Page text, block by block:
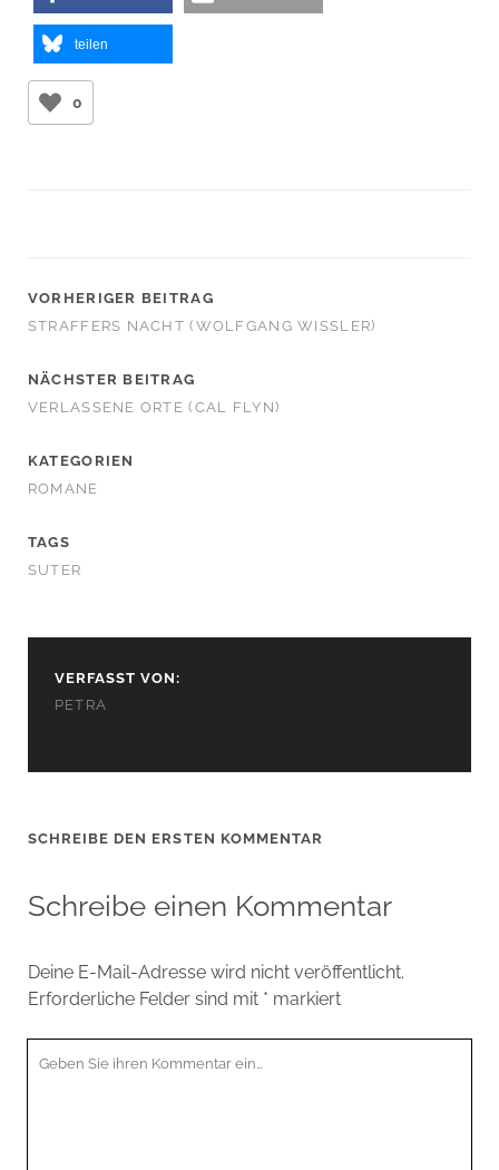
teilen
0
VORHERIGER BEITRAG
STRAFFERS NACHT (WOLFGANG WISSLER)
NÄCHSTER BEITRAG
VERLASSENE ORTE (CAL FLYN)
KATEGORIEN
ROMANE
TAGS
SUTER
VERFASST VON:
PETRA
SCHREIBE DEN ERSTEN KOMMENTAR
Schreibe einen Kommentar
Deine E-Mail-Adresse wird nicht veröffentlicht.
Erforderliche Felder sind mit * markiert